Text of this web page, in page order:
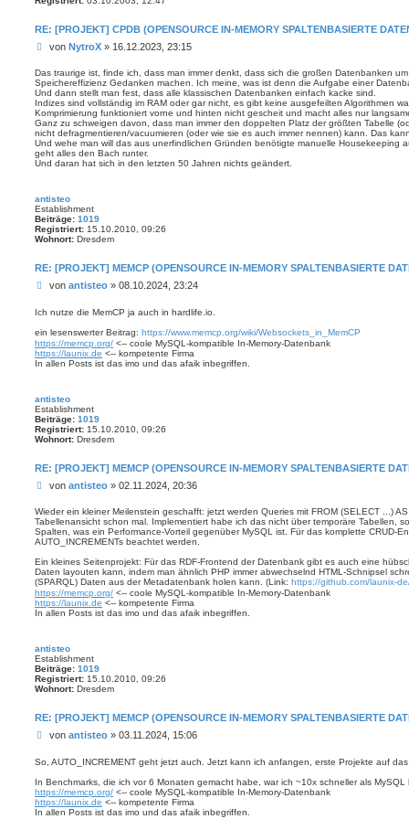
RE: [PROJEKT] CPDB (OPENSOURCE IN-MEMORY SPALTENBASIERTE
B
i
t
r
a
g
von NytroX» 16.12.2023, 23:15
Das traurige ist, finde ich, dass man immer denkt, dass sich die großen Datenbanken
Speichereffizienz Gedanken machen. Ich meine, was ist denn die Aufgabe einer
Und dann stellt man fest, dass alle klassischen Datenbanken einfach kacke sind.
Indizes sind vollständig im RAM oder gar nicht, es gibt keine ausgefeilten Algorithmen
Komprimierung funktioniert vorne und hinten nicht gescheit und macht alles nur
Ganz zu schweigen davon, dass man immer den doppelten Platz der größten Tabelle
nicht defragmentieren/vacuumieren (oder wie sie es auch immer nennen) kann. Das
Und wehe man will das aus unerfindlichen Gründen benötigte manuelle Housekeeping
geht alles den Bach runter.
Und daran hat sich in den letzten 50 Jahren nichts geändert.
antisteo
Establishment
Beiträge: 1019
Registriert: 15.10.2010, 09:26
Wohnort: Dresdem
RE: [PROJEKT] MEMCP (OPENSOURCE IN-MEMORY SPALTENBASIERTE
B
i
r
a
g
von antisteo» 08.10.2024, 23:24
Ich nutze die MemCP ja auch in hardlife.io.
ein lesenswerter Beitrag: https://www.memcp.org/wiki/Websockets_in_MemCP
https://memcp.org/ <-- coole MySQL-kompatible In-Memory-Datenbank
https://launix.de <-- kompetente Firma
In allen Posts ist das imo und das afaik inbegriffen.
antisteo
Establishment
Beiträge: 1019
Registriert: 15.10.2010, 09:26
Wohnort: Dresdem
RE: [PROJEKT] MEMCP (OPENSOURCE IN-MEMORY SPALTENBASIERTE
B
i
t
r
a
g
von antisteo» 02.11.2024, 20:36
Wieder ein kleiner Meilenstein geschafft: jetzt werden Queries mit FROM (SELECT ...)
Tabellenansicht schon mal. Implementiert habe ich das nicht über temporäre Tabellen,
Spalten, was ein Performance-Vorteil gegenüber MySQL ist. Für das komplette CRUD-
AUTO_INCREMENTs beachtet werden.
Ein kleines Seitenprojekt: Für das RDF-Frontend der Datenbank gibt es auch eine
Daten layouten kann, indem man ähnlich PHP immer abwechselnd HTML-Schnipsel
(SPARQL) Daten aus der Metadatenbank holen kann. (Link: https://github.com/launix-
https://memcp.org/ <-- coole MySQL-kompatible In-Memory-Datenbank
https://launix.de <-- kompetente Firma
In allen Posts ist das imo und das afaik inbegriffen.
antisteo
Establishment
Beiträge: 1019
Registriert: 15.10.2010, 09:26
Wohnort: Dresdem
RE: [PROJEKT] MEMCP (OPENSOURCE IN-MEMORY SPALTENBASIERTE
B
i
r
a
g
von antisteo» 03.11.2024, 15:06
So, AUTO_INCREMENT geht jetzt auch. Jetzt kann ich anfangen, erste Projekte auf
In Benchmarks, die ich vor 6 Monaten gemacht habe, war ich ~10x schneller als
https://memcp.org/ <-- coole MySQL-kompatible In-Memory-Datenbank
https://launix.de <-- kompetente Firma
In allen Posts ist das imo und das afaik inbegriffen.